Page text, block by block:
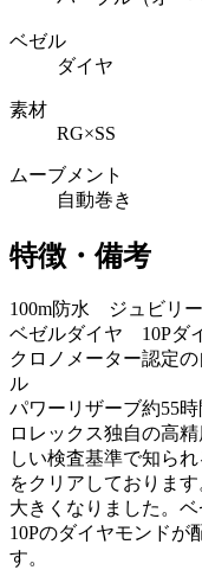
ベゼル
ダイヤ
素材
RG×SS
ムーブメント
自動巻き
特徴・備考
100m防水 ジュビリ
ベゼルダイヤ 10Pダ
クロノメーター認定
ル
パワーリザーブ約55時
ロレックス独自の高
しい検査基準で知ら
をクリアしておりま
大きくなりました。
10Pのダイヤモンドが
す。